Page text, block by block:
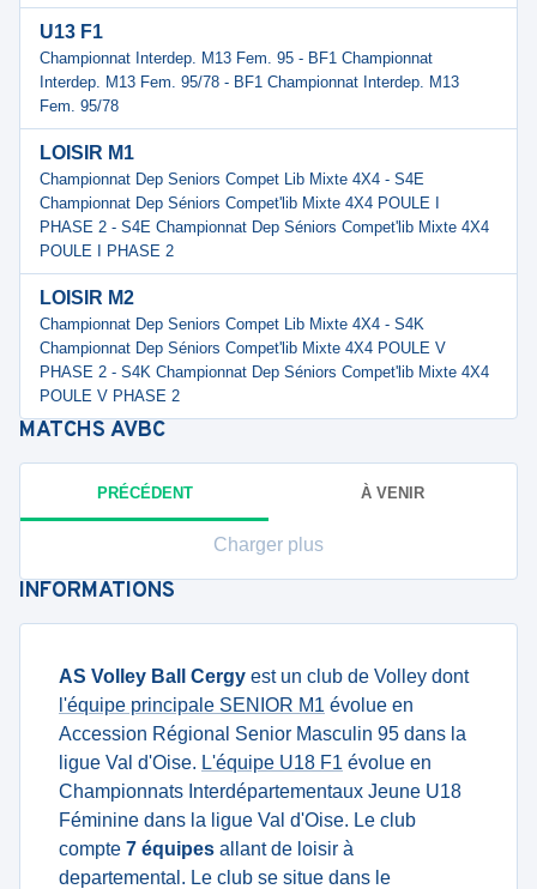
U13 F1
Championnat Interdep. M13 Fem. 95 - BF1 Championnat
Interdep. M13 Fem. 95/78 - BF1 Championnat Interdep. M13
Fem. 95/78
LOISIR M1
Championnat Dep Seniors Compet Lib Mixte 4X4 - S4E
Championnat Dep Séniors Compet'lib Mixte 4X4 POULE I
PHASE 2 - S4E Championnat Dep Séniors Compet'lib Mixte 4X4
POULE I PHASE 2
LOISIR M2
Championnat Dep Seniors Compet Lib Mixte 4X4 - S4K
Championnat Dep Séniors Compet'lib Mixte 4X4 POULE V
PHASE 2 - S4K Championnat Dep Séniors Compet'lib Mixte 4X4
POULE V PHASE 2
MATCHS AVBC
PRÉCÉDENT À VENIR
Charger plus
INFORMATIONS
AS Volley Ball Cergy est un club de Volley dont
l'équipe principale SENIOR M1 évolue en
Accession Régional Senior Masculin 95 dans la
ligue Val d'Oise. L'équipe U18 F1 évolue en
Championnats Interdépartementaux Jeune U18
Féminine dans la ligue Val d'Oise. Le club
compte 7 équipes allant de loisir à
departemental. Le club se situe dans le